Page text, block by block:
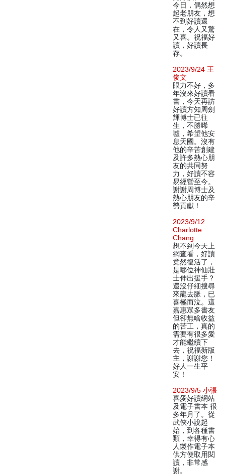
今日，偶然想
起老朋友，想
不到好讀還
在，令人又驚
又喜。祝福好
讀，好讀長
存。
2023/9/24 王
俊文
眼力不好，多
年沒來好讀看
書，今天再訪
好讀方知周劍
輝博士已往
生，不勝唏
噓，希望他安
息天國。沒有
他的辛苦創建
及許多熱心朋
友的共同努
力，好讀不容
易經營至今。
謝謝周博士及
熱心朋友的辛
勞貢獻！
2023/9/12
Charlotte
Chang
想不到今天上
網查看，好讀
竟然復活了，
是哪位神仙壯
士伸出援手？
還沒仔細搜尋
來龍去脈，已
喜極而泣。這
嘉惠眾多書友
但卻無啥收益
的苦工，真的
需要有很多愛
才能繼續下
去，祝福新版
主，謝謝您！
好人一生平
安！
2023/9/5 小張
喜愛好讀網站
及電子書本 很
多年月了。從
武俠小說起
始，到各種書
類，幸得有心
人製作電子本
供方便取用閱
讀，非常感
謝。